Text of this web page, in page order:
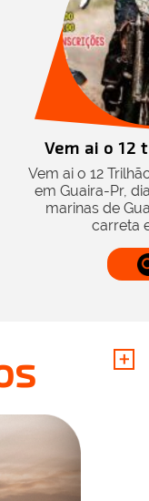
Vem ai o 12
Vem ai o 12
em Guaira-Pr,
marinas de
carreta
+